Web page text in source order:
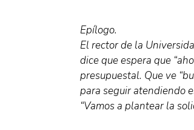
Epílogo.
El rector de la
dice que espera que
presupuestal. Que ve
para seguir atendiendo
“Vamos a plantear la